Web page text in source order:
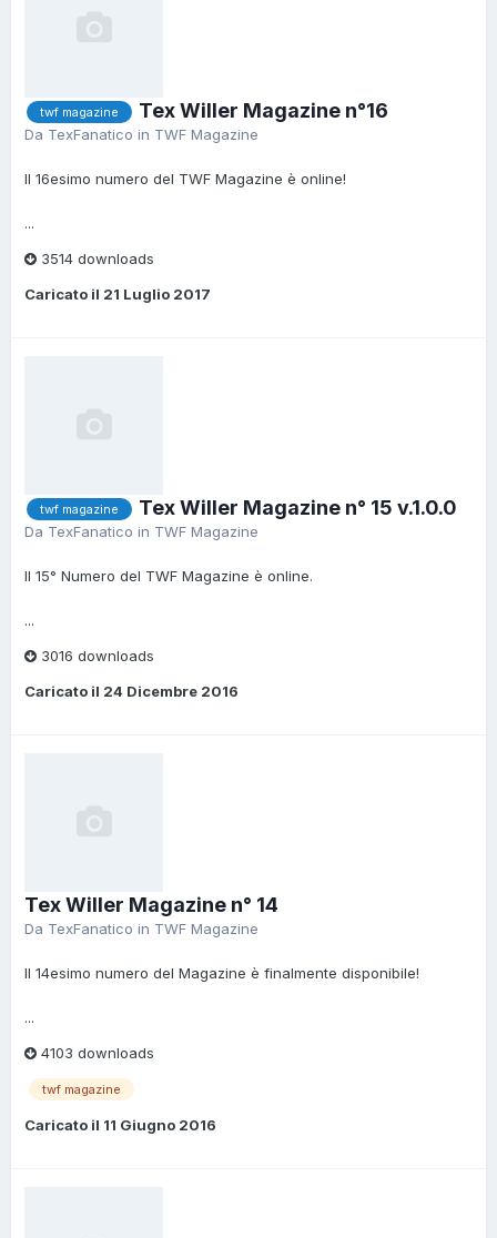
twf magazine Tex Willer Magazine n°16
Da TexFanatico in TWF Magazine
Il 16esimo numero del TWF Magazine è online!
...
3514 downloads
Caricato il 21 Luglio 2017
twf magazine Tex Willer Magazine n° 15 v.1.0.0
Da TexFanatico in TWF Magazine
Il 15° Numero del TWF Magazine è online.
...
3016 downloads
Caricato il 24 Dicembre 2016
Tex Willer Magazine n° 14
Da TexFanatico in TWF Magazine
Il 14esimo numero del Magazine è finalmente disponibile!
...
4103 downloads
twf magazine
Caricato il 11 Giugno 2016